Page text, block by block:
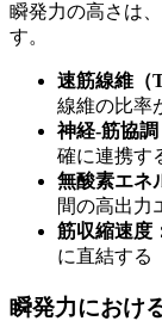
瞬発力の高さは
す。
速筋線維（
線維の比率
神経-筋協調
確に連携す
無酸素エネ
間の高出力
筋収縮速度
に直結する
瞬発力におけ